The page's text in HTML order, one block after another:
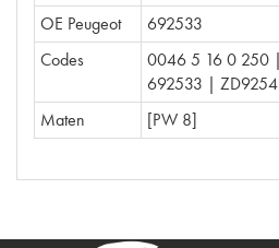
OE Peugeot
692533
Codes
0046 5 16 0 250
692533 |
Maten
[PW 8]